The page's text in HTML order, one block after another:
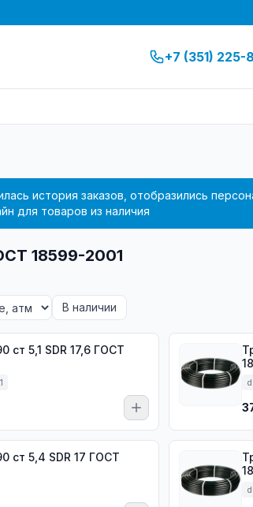
+7 (351) 225-
история заказов, отобразились
для товаров из наличия
18599-2001
В наличии